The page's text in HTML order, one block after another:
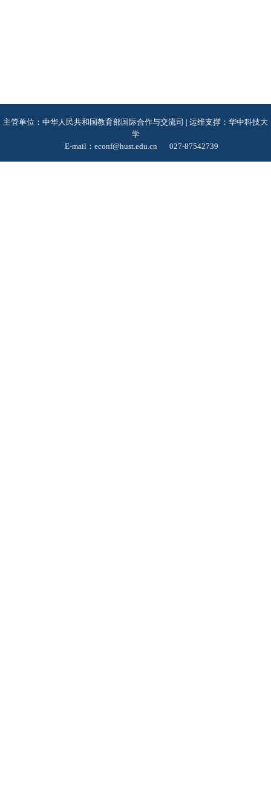
主管单位：中华人民共和国教育部国际合作与交流司 | 运维支撑：华中科技大
学
E-mail：econf@hust.edu.cn
027-87542739